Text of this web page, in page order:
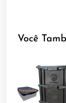
Você